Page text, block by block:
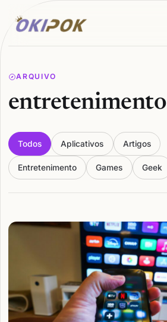
ARQUIVO
entretenimento
Todos Aplicativos Artigos
Entretenimento Games Geek
Articles